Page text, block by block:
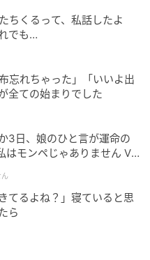
や袖口を折り返すと現
なり、1枚でもサマにな
シルエットで体のライ
て着られるのも魅力。
パンツとのレイヤード
きれい
ちくるって、私話したよ
でも…
忘れちゃった」「いいよ出
全ての始まりでした
3日、娘のひと言が運命の
はモンペじゃありません Vo
ん
てるよね？」寝ていると思
ら